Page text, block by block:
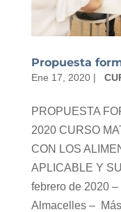
Propuesta
Ene 17, 2020|
PROPUESTA
2020 CURSO
CON LOS
APLICABLE Y
febrero de 2020
Almacelles –